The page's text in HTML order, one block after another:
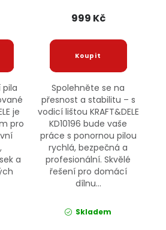
pila
je
pro
a
999 Kč
Spolehněte se na
přesnost a stabilitu – s
vodicí lištou KRAFT&DELE
KD10196 bude vaše
práce s ponornou pilou
rychlá, bezpečná a
profesionální. Skvělé
řešení pro domácí
dílnu...
Skladem